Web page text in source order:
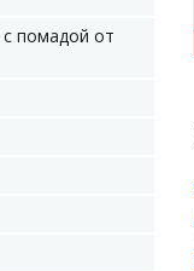
с помадой от